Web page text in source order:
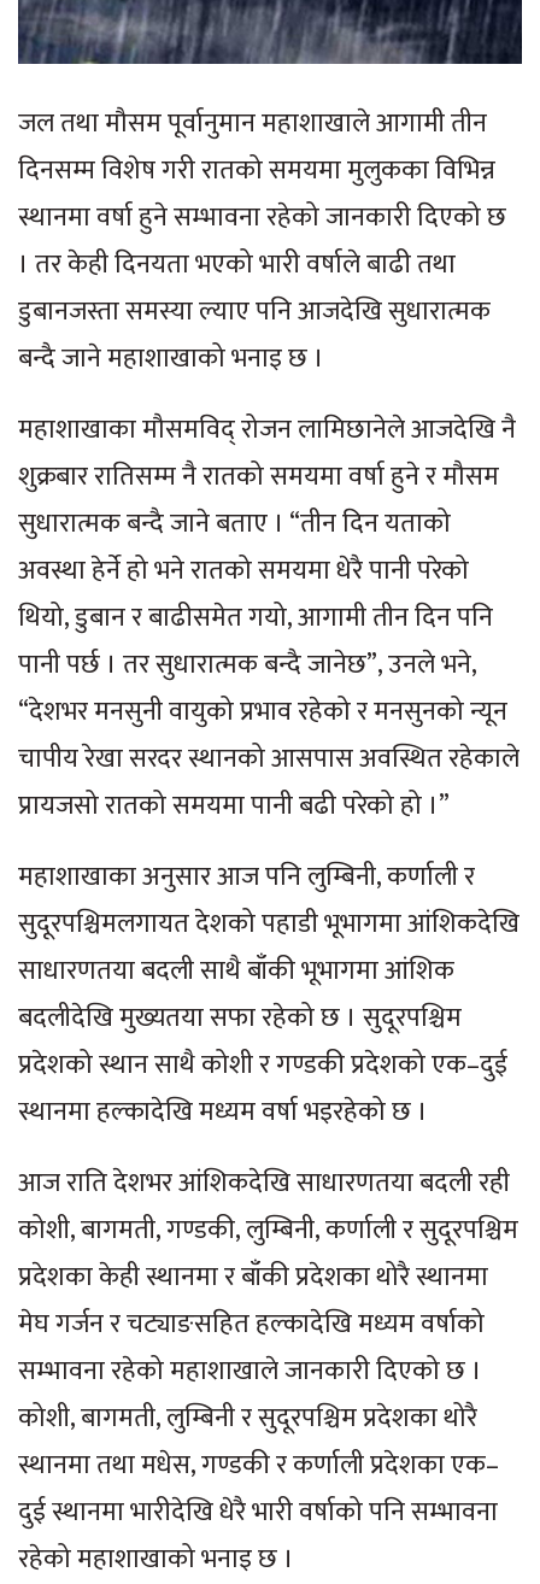
जल तथा मौसम पूर्वानुमान महाशाखाले आगामी तीन
दिनसम्म विशेष गरी रातको समयमा मुलुकका विभिन्न
स्थानमा वर्षा हुने सम्भावना रहेको जानकारी दिएको छ
। तर केही दिनयता भएको भारी वर्षाले बाढी तथा
डुबानजस्ता समस्या ल्याए पनि आजदेखि सुधारात्मक
बन्दै जाने महाशाखाको भनाइ छ ।
महाशाखाका मौसमविद् रोजन लामिछानेले आजदेखि नै
शुक्रबार रातिसम्म नै रातको समयमा वर्षा हुने र मौसम
सुधारात्मक बन्दै जाने बताए । “तीन दिन यताको
अवस्था हेर्ने हो भने रातको समयमा धेरै पानी परेको
थियो, डुबान र बाढीसमेत गयो, आगामी तीन दिन पनि
पानी पर्छ । तर सुधारात्मक बन्दै जानेछ”, उनले भने,
“देशभर मनसुनी वायुको प्रभाव रहेको र मनसुनको न्यून
चापीय रेखा सरदर स्थानको आसपास अवस्थित रहेकाले
प्रायजसो रातको समयमा पानी बढी परेको हो ।”
महाशाखाका अनुसार आज पनि लुम्बिनी, कर्णाली र
सुदूरपश्चिमलगायत देशको पहाडी भूभागमा आंशिकदेखि
साधारणतया बदली साथै बाँकी भूभागमा आंशिक
बदलीदेखि मुख्यतया सफा रहेको छ । सुदूरपश्चिम
प्रदेशको स्थान साथै कोशी र गण्डकी प्रदेशको एक–दुई
स्थानमा हल्कादेखि मध्यम वर्षा भइरहेको छ ।
आज राति देशभर आंशिकदेखि साधारणतया बदली रही
कोशी, बागमती, गण्डकी, लुम्बिनी, कर्णाली र सुदूरपश्चिम
प्रदेशका केही स्थानमा र बाँकी प्रदेशका थोरै स्थानमा
मेघ गर्जन र चट्याङसहित हल्कादेखि मध्यम वर्षाको
सम्भावना रहेको महाशाखाले जानकारी दिएको छ ।
कोशी, बागमती, लुम्बिनी र सुदूरपश्चिम प्रदेशका थोरै
स्थानमा तथा मधेस, गण्डकी र कर्णाली प्रदेशका एक–
दुई स्थानमा भारीदेखि धेरै भारी वर्षाको पनि सम्भावना
रहेको महाशाखाको भनाइ छ ।